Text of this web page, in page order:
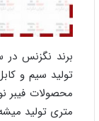
تولید سیم و
محصولات فیبر
متری تولید